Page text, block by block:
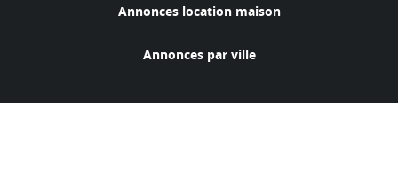
Annonces location maison
Annonces par ville